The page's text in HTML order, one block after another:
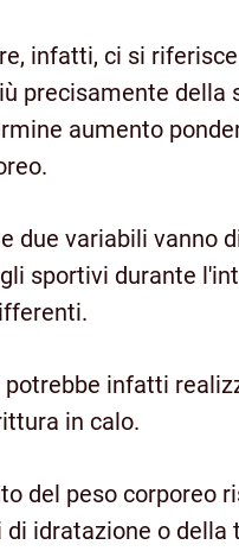
infatti, ci si
precisamente della
aumento
due variabili vanno
sportivi durante
potrebbe infatti
in calo.
del peso corporeo
idratazione o della